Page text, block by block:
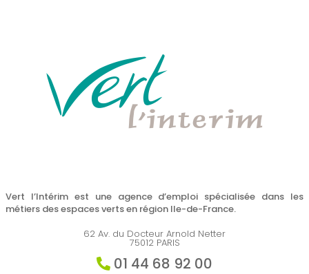
Vert l’Intérim est une agence d’emploi spécialisée dans les
métiers des espaces verts en région Ile-de-France.
62 Av. du Docteur Arnold Netter
75012 PARIS
01 44 68 92 00